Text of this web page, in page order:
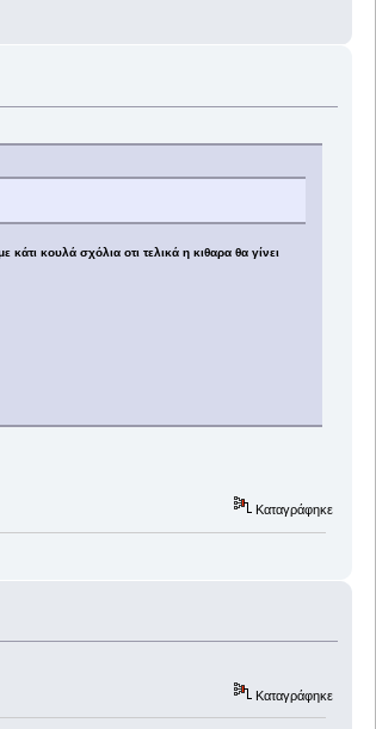
κάτι κουλά σχόλια οτι τελικά η κιθαρα θα γίνει
Καταγράφηκε
Καταγράφηκε